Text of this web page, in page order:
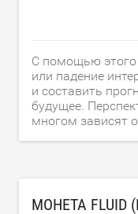
С помощью этого
или падение
и составить
будущее.
многом зависят
МОНЕТА FLUID